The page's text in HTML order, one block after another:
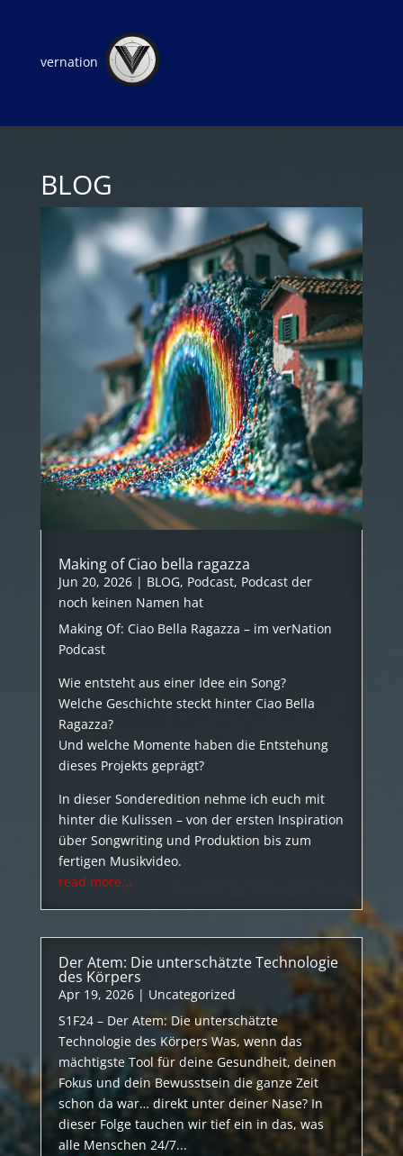
vernation
BLOG
Making of Ciao bella ragazza
Jun 20, 2026| BLOG, Podcast, Podcast der
noch keinen Namen hat
Making Of: Ciao Bella Ragazza – im verNation
Podcast
Wie entsteht aus einer Idee ein Song?
Welche Geschichte steckt hinter Ciao Bella
Ragazza?
Und welche Momente haben die Entstehung
dieses Projekts geprägt?
In dieser Sonderedition nehme ich euch mit
hinter die Kulissen – von der ersten Inspiration
über Songwriting und Produktion bis zum
fertigen Musikvideo.
read more...
Der Atem: Die unterschätzte Technologie
des Körpers
Apr 19, 2026| Uncategorized
S1F24 – Der Atem: Die unterschätzte
Technologie des Körpers Was, wenn das
mächtigste Tool für deine Gesundheit, deinen
Fokus und dein Bewusstsein die ganze Zeit
schon da war… direkt unter deiner Nase? In
dieser Folge tauchen wir tief ein in das, was
alle Menschen 24/7...